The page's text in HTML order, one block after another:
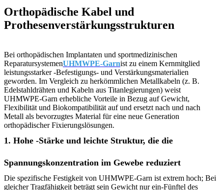
Orthopädische Kabel und
Prothesenverstärkungsstrukturen
Bei orthopädischen Implantaten und sportmedizinischen
ReparatursystemenUHMWPE-Garnist zu einem Kernmitglied
leistungsstarker -Befestigungs- und Verstärkungsmaterialien
geworden. Im Vergleich zu herkömmlichen Metallkabeln (z. B.
Edelstahldrähten und Kabeln aus Titanlegierungen) weist
UHMWPE-Garn erhebliche Vorteile in Bezug auf Gewicht,
Flexibilität und Biokompatibilität auf und ersetzt nach und nach
Metall als bevorzugtes Material für eine neue Generation
orthopädischer Fixierungslösungen.
1. Hohe -Stärke und leichte Struktur, die die
Spannungskonzentration im Gewebe reduziert
Die spezifische Festigkeit von UHMWPE-Garn ist extrem hoch; Bei
gleicher Tragfähigkeit beträgt sein Gewicht nur ein-Fünftel des